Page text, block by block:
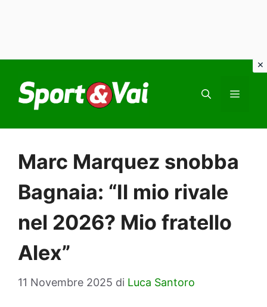
contenuto
Marc Marquez snobba
Bagnaia: “Il mio rivale
nel 2026? Mio fratello
Alex”
11 Novembre 2025 di Luca Santoro